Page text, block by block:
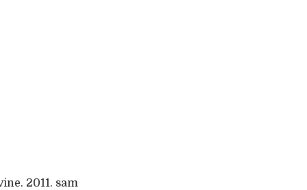
2011. sam